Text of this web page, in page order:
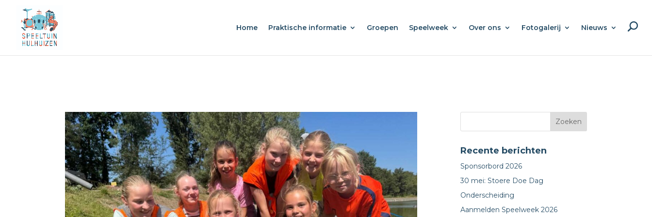
Home Praktische informatie Groepen Speelweek Over ons Fotogalerij Nieuws
Recente berichten
Sponsorbord 2026
30 mei: Stoere Doe Dag
Onderscheiding
Aanmelden Speelweek 2026